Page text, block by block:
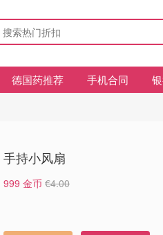
德国药推荐 手机合同
手持小风扇
999 金币 €4.00